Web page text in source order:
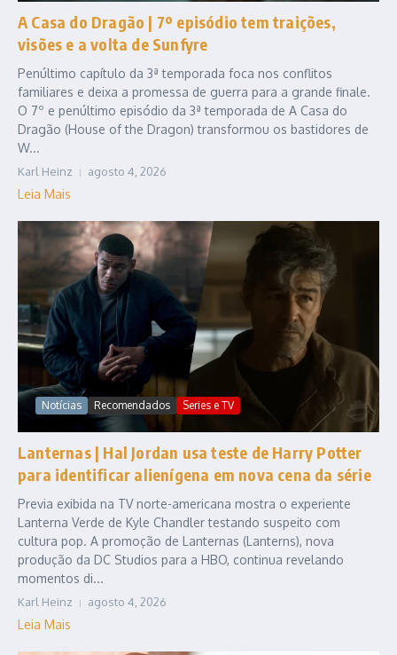
A Casa do Dragão | 7º episódio tem traições,
visões e a volta de Sunfyre
Penúltimo capítulo da 3ª temporada foca nos conflitos
familiares e deixa a promessa de guerra para a grande finale.
O 7º e penúltimo episódio da 3ª temporada de A Casa do
Dragão (House of the Dragon) transformou os bastidores de
W...
Karl Heinz agosto 4, 2026
Leia Mais
Notícias Recomendados Series e TV
Lanternas | Hal Jordan usa teste de Harry Potter
para identificar alienígena em nova cena da série
Previa exibida na TV norte-americana mostra o experiente
Lanterna Verde de Kyle Chandler testando suspeito com
cultura pop. A promoção de Lanternas (Lanterns), nova
produção da DC Studios para a HBO, continua revelando
momentos di...
Karl Heinz agosto 4, 2026
Leia Mais